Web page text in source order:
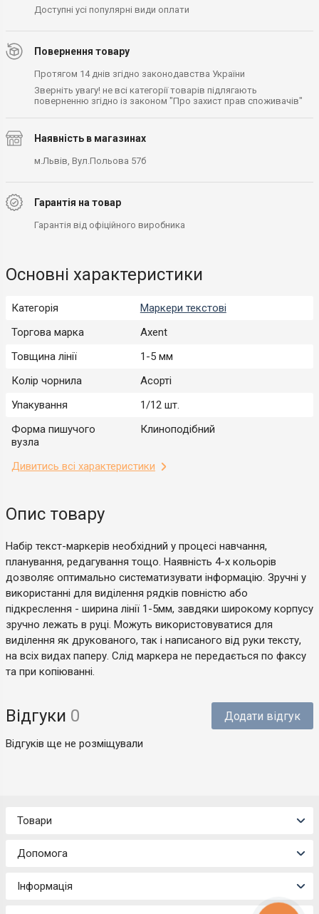
Доступні усі популярні види оплати
Повернення товару
Протягом 14 днів згідно законодавства України
Зверніть увагу! не всі категорії товарів підлягають
поверненню згідно із законом "Про захист прав споживачів"
Наявність в магазинах
м.Львів, Вул.Польова 57б
Гарантія на товар
Гарантія від офіційного виробника
Основні характеристики
Категорія
Маркери текстові
Торгова марка
Axent
Товщина лінії
1-5 мм
Колір чорнила
Асорті
Упакування
1/12 шт.
Форма пишучого
вузла
Клиноподібний
Дивитись всі характеристики
Опис товару
Набір текст-маркерів необхідний у процесі навчання,
планування, редагування тощо. Наявність 4-х кольорів
дозволяє оптимально систематизувати інформацію. Зручні у
використанні для виділення рядків повністю або
підкреслення - ширина лінії 1-5мм, завдяки широкому корпусу
зручно лежать в руці. Можуть використовуватися для
виділення як друкованого, так і написаного від руки тексту,
на всіх видах паперу. Слід маркера не передається по факсу
та при копіюванні.
Відгуки 0 Додати відгук
Відгуків ще не розміщували
Товари
Допомога
Інформація